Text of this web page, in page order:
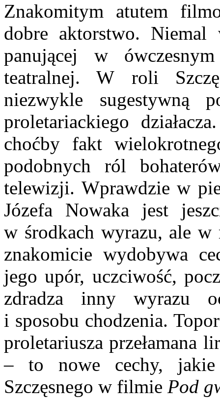
Znakomitym atutem
dobre aktorstwo. Niemal
panującej w
teatralnej. W roli
niezwykle sugestywną
proletariackiego
choćby fakt
podobnych ról
telewizji. Wprawdzie w
Józefa Nowaka jest
w środkach wyrazu, ale w
znakomicie wydobywa
jego upór, uczciwość,
zdradza inny wyrazu
i sposobu chodzenia.
proletariusza przełamana
– to nowe cechy,
Szczęsnego w filmie Pod